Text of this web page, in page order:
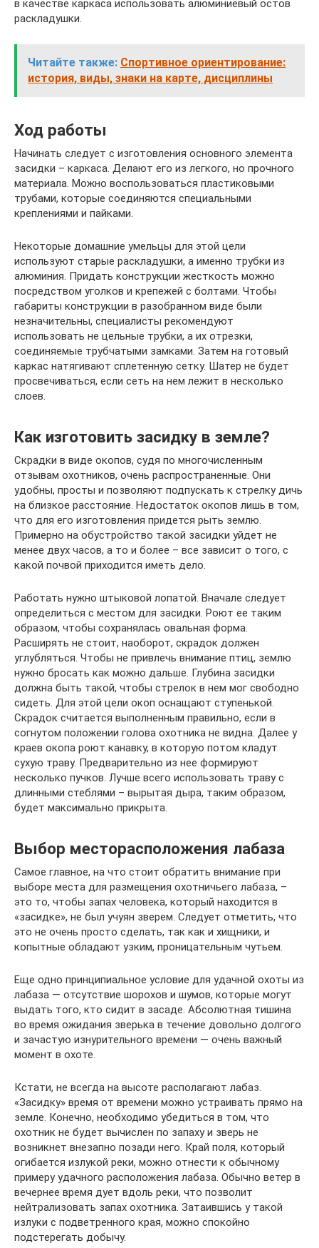
в качестве каркаса использовать алюминиевый остов
раскладушки.
Читайте также: Спортивное ориентирование:
история, виды, знаки на карте, дисциплины
Ход работы
Начинать следует с изготовления основного элемента
засидки – каркаса. Делают его из легкого, но прочного
материала. Можно воспользоваться пластиковыми
трубами, которые соединяются специальными
креплениями и пайками.
Некоторые домашние умельцы для этой цели
используют старые раскладушки, а именно трубки из
алюминия. Придать конструкции жесткость можно
посредством уголков и крепежей с болтами. Чтобы
габариты конструкции в разобранном виде были
незначительны, специалисты рекомендуют
использовать не цельные трубки, а их отрезки,
соединяемые трубчатыми замками. Затем на готовый
каркас натягивают сплетенную сетку. Шатер не будет
просвечиваться, если сеть на нем лежит в несколько
слоев.
Как изготовить засидку в земле?
Скрадки в виде окопов, судя по многочисленным
отзывам охотников, очень распространенные. Они
удобны, просты и позволяют подпускать к стрелку дичь
на близкое расстояние. Недостаток окопов лишь в том,
что для его изготовления придется рыть землю.
Примерно на обустройство такой засидки уйдет не
менее двух часов, а то и более – все зависит о того, с
какой почвой приходится иметь дело.
Работать нужно штыковой лопатой. Вначале следует
определиться с местом для засидки. Роют ее таким
образом, чтобы сохранялась овальная форма.
Расширять не стоит, наоборот, скрадок должен
углубляться. Чтобы не привлечь внимание птиц, землю
нужно бросать как можно дальше. Глубина засидки
должна быть такой, чтобы стрелок в нем мог свободно
сидеть. Для этой цели окоп оснащают ступенькой.
Скрадок считается выполненным правильно, если в
согнутом положении голова охотника не видна. Далее у
краев окопа роют канавку, в которую потом кладут
сухую траву. Предварительно из нее формируют
несколько пучков. Лучше всего использовать траву с
длинными стеблями – вырытая дыра, таким образом,
будет максимально прикрыта.
Выбор месторасположения лабаза
Самое главное, на что стоит обратить внимание при
выборе места для размещения охотничьего лабаза, –
это то, чтобы запах человека, который находится в
«засидке», не был учуян зверем. Следует отметить, что
это не очень просто сделать, так как и хищники, и
копытные обладают узким, проницательным чутьем.
Еще одно принципиальное условие для удачной охоты из
лабаза — отсутствие шорохов и шумов, которые могут
выдать того, кто сидит в засаде. Абсолютная тишина
во время ожидания зверька в течение довольно долгого
и зачастую изнурительного времени — очень важный
момент в охоте.
Кстати, не всегда на высоте располагают лабаз.
«Засидку» время от времени можно устраивать прямо на
земле. Конечно, необходимо убедиться в том, что
охотник не будет вычислен по запаху и зверь не
возникнет внезапно позади него. Край поля, который
огибается излукой реки, можно отнести к обычному
примеру удачного расположения лабаза. Обычно ветер в
вечернее время дует вдоль реки, что позволит
нейтрализовать запах охотника. Затаившись у такой
излуки с подветренного края, можно спокойно
подстерегать добычу.